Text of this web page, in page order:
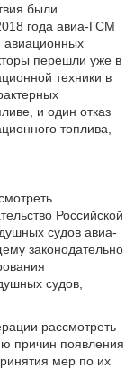
были
года авиа-ГСМ
авиационных
перешли уже в
техники в
и один отказ
топлива,
Российской
судов авиа-
законодательно
судов,
рассмотреть
причин появления
мер по их